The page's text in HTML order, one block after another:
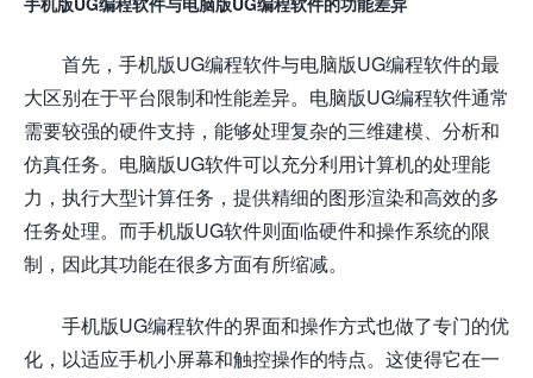
首先，手机版UG编程软件与电脑版UG编程软件的最
大区别在于平台限制和性能差异。电脑版UG编程软件通常
需要较强的硬件支持，能够处理复杂的三维建模、分析和
仿真任务。电脑版UG软件可以充分利用计算机的处理能
力，执行大型计算任务，提供精细的图形渲染和高效的多
任务处理。而手机版UG软件则面临硬件和操作系统的限
制，因此其功能在很多方面有所缩减。
手机版UG编程软件的界面和操作方式也做了专门的优
化，以适应手机小屏幕和触控操作的特点。这使得它在一